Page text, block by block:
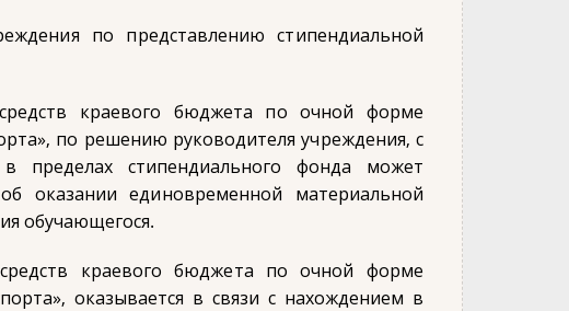
по представлению стипендиальной
краевого бюджета по очной форме
по решению руководителя учреждения, с
пределах стипендиального фонда может
оказании единовременной материальной
обучающегося.
краевого бюджета по очной форме
оказывается в связи с нахождением в